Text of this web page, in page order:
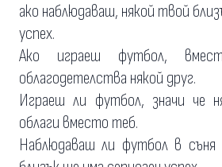
ако наблюдаваш, някой твой
успех.
Ако играеш футбол,
облагодетелства някой друг.
Играеш ли футбол, значи че
облаги вместо теб.
Наблюдаваш ли футбол в съня